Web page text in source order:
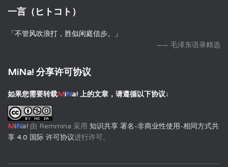
一言（ヒトコト）
「不管风吹浪打，胜似闲庭信步。」
—— 毛泽东语录精选
MiNa! 分享许可协议
如果您需要转载MiNa! 上的文章，请遵循以下协议↓
MiNa! 由 Remmina 采用 知识共享 署名-非商业性使用-相同方式共
享 4.0 国际 许可协议进行许可。